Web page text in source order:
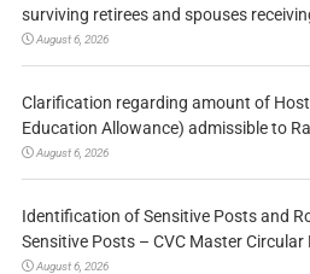
surviving retirees and spouses
August 6, 2026
Clarification regarding amount of
Education Allowance) admissible to
August 6, 2026
Identification of Sensitive Posts and
Sensitive Posts – CVC Master
August 6, 2026